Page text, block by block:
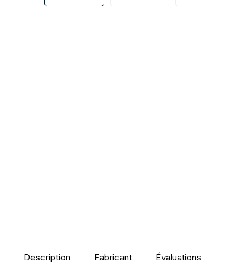
Description Fabricant Évaluations